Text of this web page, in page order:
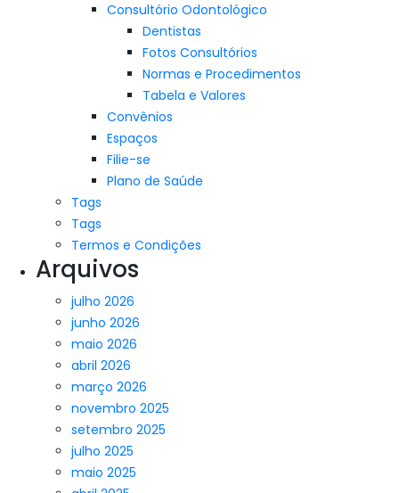
Consultório Odontológico
Dentistas
Fotos Consultórios
Normas e Procedimentos
Tabela e Valores
Convênios
Espaços
Filie-se
Plano de Saúde
Tags
Tags
Termos e Condições
Arquivos
julho 2026
junho 2026
maio 2026
abril 2026
março 2026
novembro 2025
setembro 2025
julho 2025
maio 2025